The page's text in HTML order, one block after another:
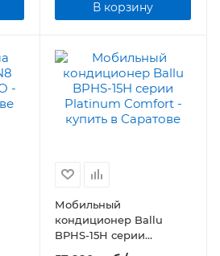
В корзину
Мобильный
кондиционер Ballu
BPHS-15H серии
Platinum Comfort